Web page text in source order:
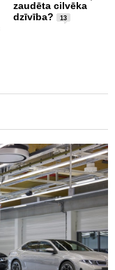
zaudēta cilvēka
dzīvība?
13